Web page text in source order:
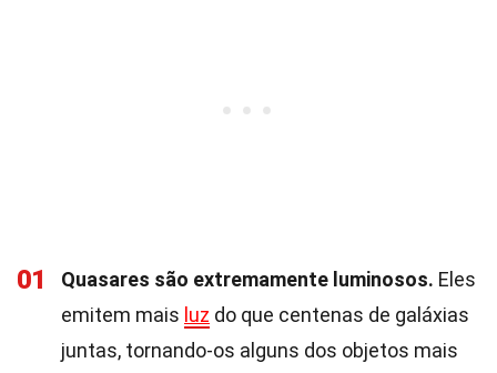
01 Quasares são extremamente luminosos. Eles
emitem mais luz do que centenas de galáxias
juntas, tornando-os alguns dos objetos mais